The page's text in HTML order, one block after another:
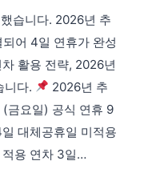
습니다. 2026년 추
어 4일 연휴가 완성
활용 전략, 2026년
니다.
2026년 추
금요일) 공식 연휴 9
대체공휴일 미적용
용 연차 3일…